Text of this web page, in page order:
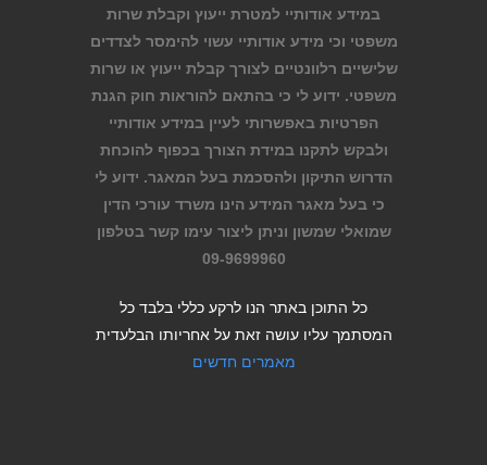
במידע אודותיי למטרת ייעוץ וקבלת שרות
משפטי וכי מידע אודותיי עשוי להימסר לצדדים
שלישיים רלוונטיים לצורך קבלת ייעוץ או שרות
משפטי. ידוע לי כי בהתאם להוראות חוק הגנת
הפרטיות באפשרותי לעיין במידע אודותיי
ולבקש לתקנו במידת הצורך בכפוף להוכחת
הדרוש התיקון ולהסכמת בעל המאגר. ידוע לי
כי בעל מאגר המידע הינו משרד עורכי הדין
שמואלי שמשון וניתן ליצור עימו קשר בטלפון
09-9699960
כל התוכן באתר הנו לרקע כללי בלבד כל
המסתמך עליו עושה זאת על אחריותו הבלעדית
מאמרים חדשים